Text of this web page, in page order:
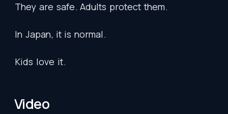
They are safe. Adults protect them.
In Japan, it is normal.
Kids love it.
Video